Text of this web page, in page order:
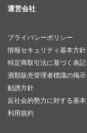
運営会社
プライバシーポリシー
情報セキュリティ基本方針
特定商取引法に基づく表記
酒類販売管理者標識の掲示
勧誘方針
反社会的勢力に対する基
利用規約